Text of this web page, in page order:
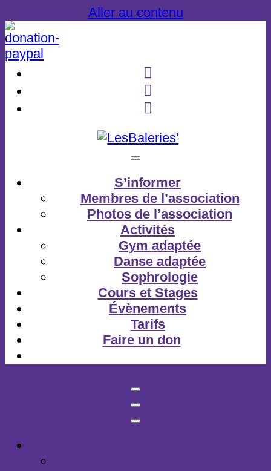
Aller au contenu
S’informer
Membres de l’association
Photos de l’association
Activités
Gym adaptée
Danse adaptée
Sophrologie
Cours et Stages
Évènements
Tarifs
Faire un don